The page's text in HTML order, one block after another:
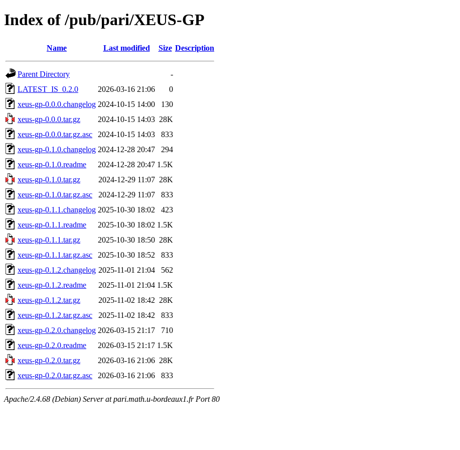
Index of /pub/pari/XEUS-GP
Name Last modified Size Description
Parent Directory
-
LATEST_IS_0.2.0
2026-03-16 21:06
0
xeus-gp-0.0.0.changelog 2024-10-15 14:00
130
xeus-gp-0.0.0.tar.gz
2024-10-15 14:03 28K
xeus-gp-0.0.0.tar.gz.asc
2024-10-15 14:03
833
xeus-gp-0.1.0.changelog 2024-12-28 20:47
294
xeus-gp-0.1.0.readme
2024-12-28 20:47 1.5K
xeus-gp-0.1.0.tar.gz
2024-12-29 11:07 28K
xeus-gp-0.1.0.tar.gz.asc
2024-12-29 11:07
833
xeus-gp-0.1.1.changelog 2025-10-30 18:02
423
xeus-gp-0.1.1.readme
2025-10-30 18:02 1.5K
xeus-gp-0.1.1.tar.gz
2025-10-30 18:50 28K
xeus-gp-0.1.1.tar.gz.asc
2025-10-30 18:52
833
xeus-gp-0.1.2.changelog 2025-11-01 21:04
562
xeus-gp-0.1.2.readme
2025-11-01 21:04 1.5K
xeus-gp-0.1.2.tar.gz
2025-11-02 18:42 28K
xeus-gp-0.1.2.tar.gz.asc
2025-11-02 18:42
833
xeus-gp-0.2.0.changelog 2026-03-15 21:17
710
xeus-gp-0.2.0.readme
2026-03-15 21:17 1.5K
xeus-gp-0.2.0.tar.gz
2026-03-16 21:06 28K
xeus-gp-0.2.0.tar.gz.asc
2026-03-16 21:06 833
Apache/2.4.68 (Debian) Server at pari.math.u-bordeaux1.fr Port 80